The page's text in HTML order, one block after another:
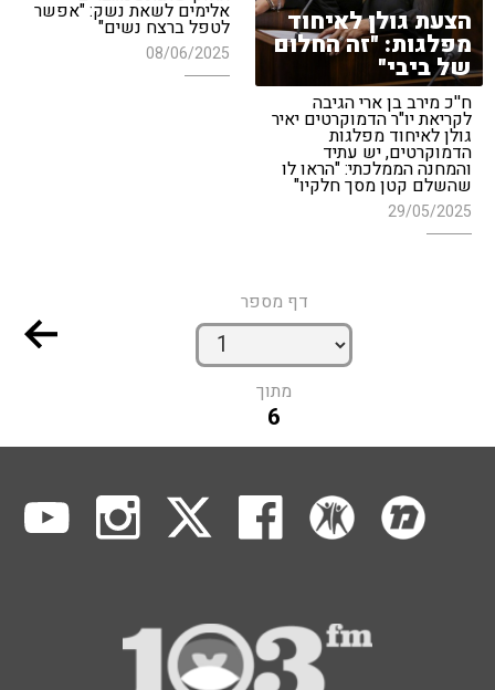
אלימים לשאת נשק: "אפשר
לטפל ברצח נשים"
08/06/2025
הצעת גולן לאיחוד
מפלגות: "זה החלום
של ביבי"
ח''כ מירב בן ארי הגיבה
לקריאת יו"ר הדמוקרטים יאיר
גולן לאיחוד מפלגות
הדמוקרטים, יש עתיד
והמחנה הממלכתי: "הראו לו
שהשלם קטן מסך חלקיו"
29/05/2025
דף מספר
מתוך
6